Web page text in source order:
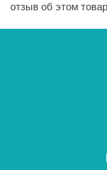
отзыв об этом